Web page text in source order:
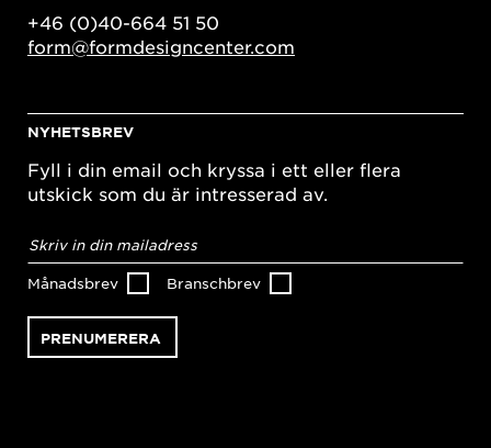
+46 (0)40-664 51 50
form@formdesigncenter.com
NYHETSBREV
Fyll i din email och kryssa i ett eller flera
utskick som du är intresserad av.
postadress*
Månadsbrev Branschbrev